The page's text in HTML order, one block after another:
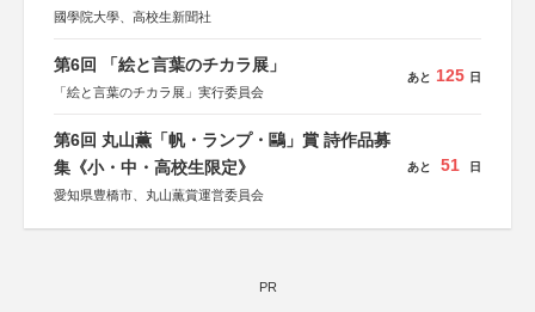
國學院大學、高校生新聞社
第6回 「絵と言葉のチカラ展」
「絵と言葉のチカラ展」実行委員会
あと 125 日
第6回 丸山薫「帆・ランプ・鷗」賞 詩作品募
集《小・中・高校生限定》
愛知県豊橋市、丸山薫賞運営委員会
あと 51 日
PR